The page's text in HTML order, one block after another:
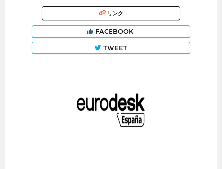
リンク
FACEBOOK
TWEET